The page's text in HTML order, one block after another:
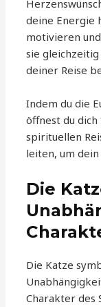
deine Energie
motivieren
sie
deiner Reise
Indem du die
öffnest du
spirituellen
leiten, um
Die
Die Katze
Charakter des